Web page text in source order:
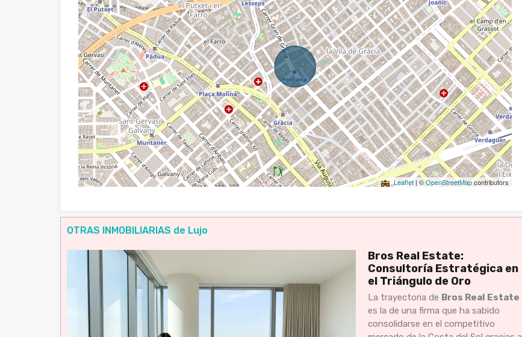
Leaflet| ©OpenStreetMapcontributors
OTRAS INMOBILIARIAS de Lujo
Bros Real Estate:
Consultoría Estratégica en
el Triángulo de Oro
La trayectoria de Bros Real Estate
es la de una firma que ha sabido
consolidarse en el competitivo